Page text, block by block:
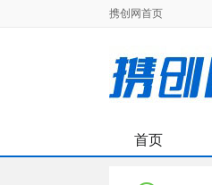
携创网首页
首页